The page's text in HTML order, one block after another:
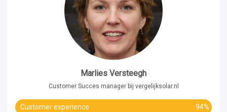
Marlies Versteegh
Customer Succes manager bij vergelijksolar.nl
Customer experience 94%